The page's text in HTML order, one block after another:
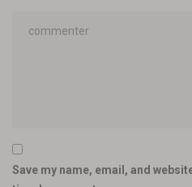
Save my name, email, and